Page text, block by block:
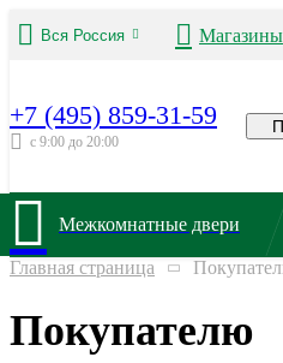
Вся Россия Магазины
+7 (495) 859-31-59
с 9:00 до 20:00
Межкомнатные двери
Главная страница
Покупателю